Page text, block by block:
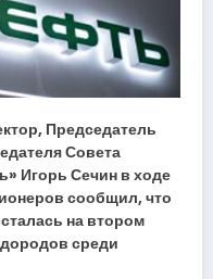
Председатель
Совета
Игорь Сечин в ходе
сообщил, что
на втором
среди